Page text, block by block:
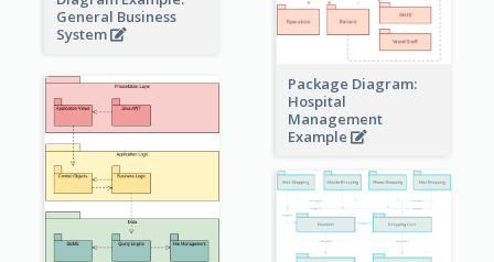
General Business
System
Package Diagram:
Hospital
Management
Example